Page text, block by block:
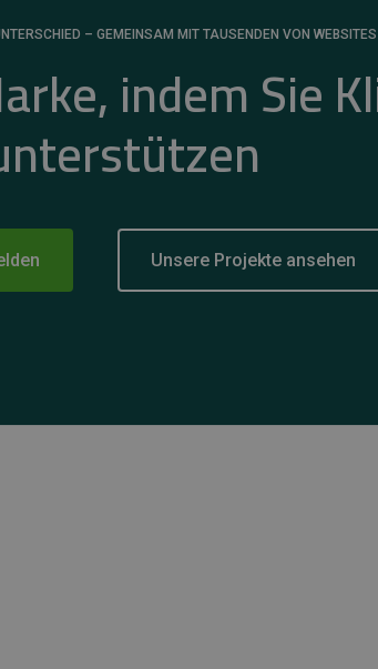
– GEMEINSAM MIT TAUSENDEN VON WEBSITES
indem Sie
Unsere Projekte ansehen